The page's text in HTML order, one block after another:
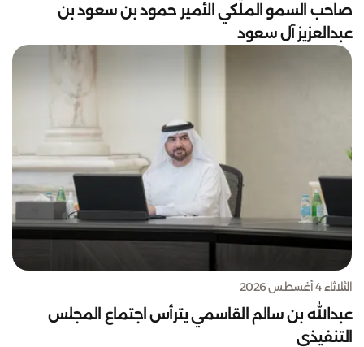
صاحب السمو الملكي الأمير حمود بن سعود بن
عبدالعزيز آل سعود
الثلاثاء 4 أغسطس 2026
عبدالله بن سالم القاسمي يترأس اجتماع المجلس
التنفيذي